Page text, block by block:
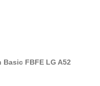
FBFE LG A52